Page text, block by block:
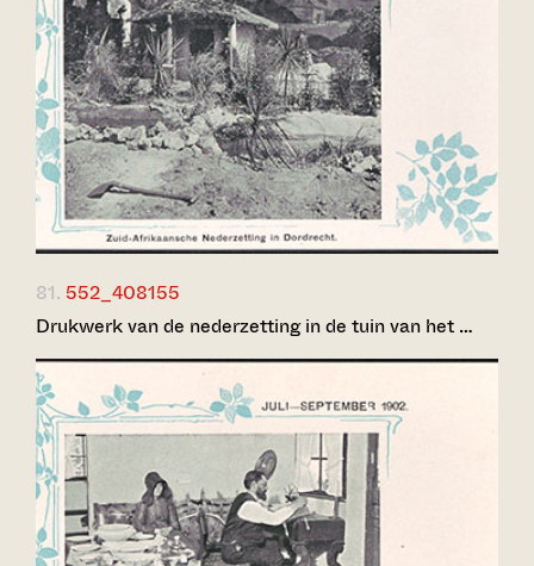
81. 552_408155
Drukwerk van de nederzetting in de tuin van het …